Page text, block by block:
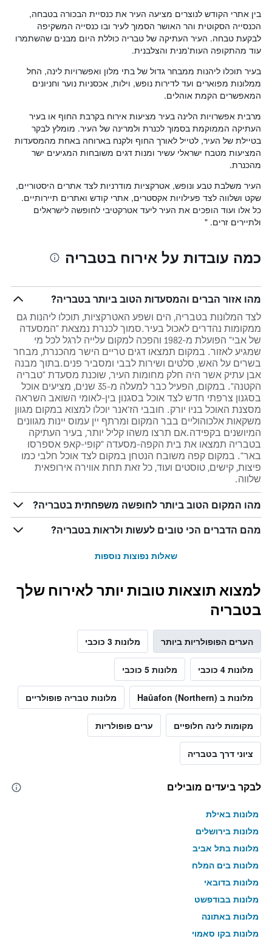
בין אתרי הקודש לנוצרים מציעה העיר את כנסיית הבכורה בטבחה,
הכנסייה הסקוטית והר האושר הסמוך לעיר ובו כנסייה המשקיפה
לבקעת טבחה. העיר העתיקה של טבריה כוללת היום מבנים שהשתמרו
עוד מהתקופה העות'מנית והצלבנית.
בעיר תוכלו ליהנות ממבחר גדול של בתי מלון ואפשרויות לינה, החל
ממלונות מפוארים ועד לדירות נופש, וילות, אכסניות נוער וחניונים
המאפשרים הקמת אוהלים.
מרבית אפשרויות הלינה בעיר מציעות אירוח בקרבת החוף או בעיר
העתיקה הממוקמת בסמוך לכנרת ולמרינה של העיר. מומלץ לבקר
בטיילת של העיר, לטייל לאורך החוף ולקנח בארוחה באחת מהמסעדות
המציעות מטבח ישראלי עשיר ומנות דגים משובחות המגיעים ישר
מהכנרת.
העיר משלבת טבע ונופש, אטרקציות מודרניות לצד אתרים היסטוריים,
שקט ושלווה לצד פעילויות אקסטרים, אתרי קודש ואתרים תיירותיים.
כל אלו ועוד הופכים את העיר ליעד אטרקטיבי לחופשה לישראלים
ולתיירים זרים. "
כמה עובדות על אירוח בטבריה
מהו אזור הברים והמסעדות הטוב ביותר בטבריה?
לצד המלונות בטבריה, הים ושפע האטרקציות, תוכלו ליהנות גם
ממקומות נהדרים לאכול בעיר.סמוך לכנרת נמצאת "המסעדה
של אבי" הפועלת מ-1982 והפכה למקום עלייה לרגל לכל מי
שמגיע לאזור. במקום תמצאו דגים טריים הישר מהכנרת, מבחר
בשרים על האש, סלטים ושירות לבבי ומסביר פנים.בתוך מבנה
אבן עתיק אשר היה חלק מחומות העיר, שוכנת מסעדת "טבריה
הקטנה". במקום, הפעיל כבר למעלה מ-35 שנים, מציעים אוכל
בסגנון צרפתי חדש לצד אוכל בסגנון בין-לאומי השואב השראה
מסצנת האוכל בניו יורק. חובבי הז'אנר יוכלו למצוא במקום מגוון
משקאות אלכוהוליים בבר המקום ומרתף יין עמוס יינות מגוונים
המיושנים בקפידה.אם תרצו משהו קליל יותר, בעיר העתיקה
בטבריה תמצאו את בית הקפה-מסעדה "קופי-קאפ אספרסו
באר". במקום קפה משובח הנטחן במקום לצד אוכל חלבי כמו
פיצות, קישים, טוסטים ועוד, כל זאת תחת אווירה אירופאית
שלווה.
מהו המקום הטוב ביותר לחופשה משפחתית בטבריה?
מהם הדברים הכי טובים לעשות ולראות בטבריה?
שאלות נפוצות נוספות
למצוא תוצאות טובות יותר לאירוח שלך
בטבריה
הערים הפופולריות ביותר מלונות 3 כוכבי
מלונות 4 כוכבי מלונות 5 כוכבי
מלונות ב Haûafon (Northern) מלונות טבריה פופולריים
מקומות לינה חלופיים ערים פופולריות
ציוני דרך בטבריה
לבקר ביעדים מובילים
מלונות באילת
מלונות בירושלים
מלונות בתל אביב
מלונות בים המלח
מלונות בדובאי
מלונות בבודפשט
מלונות באתונה
מלונות בקו סאמוי